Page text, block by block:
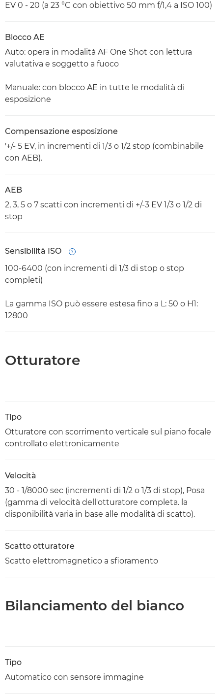
EV 0 - 20 (a 23 °C con obiettivo 50 mm f/1,4 a ISO 100)
Blocco AE
Auto: opera in modalità AF One Shot con lettura
valutativa e soggetto a fuoco
Manuale: con blocco AE in tutte le modalità di
esposizione
Compensazione esposizione
'+/- 5 EV, in incrementi di 1/3 o 1/2 stop (combinabile
con AEB).
AEB
2, 3, 5 o 7 scatti con incrementi di +/-3 EV 1/3 o 1/2 di
stop
Sensibilità ISO
100-6400 (con incrementi di 1/3 di stop o stop
completi)
La gamma ISO può essere estesa fino a L: 50 o H1:
12800
Otturatore
Tipo
Otturatore con scorrimento verticale sul piano focale
controllato elettronicamente
Velocità
30 - 1/8000 sec (incrementi di 1/2 o 1/3 di stop), Posa
(gamma di velocità dell'otturatore completa. la
disponibilità varia in base alle modalità di scatto).
Scatto otturatore
Scatto elettromagnetico a sfioramento
Bilanciamento del bianco
Tipo
Automatico con sensore immagine